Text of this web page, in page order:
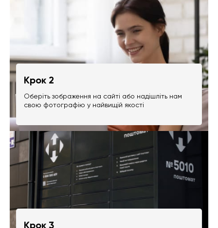
Крок 2
Оберіть зображення на сайті або надішліть нам
свою фотографію у найвищій якості
Крок 3